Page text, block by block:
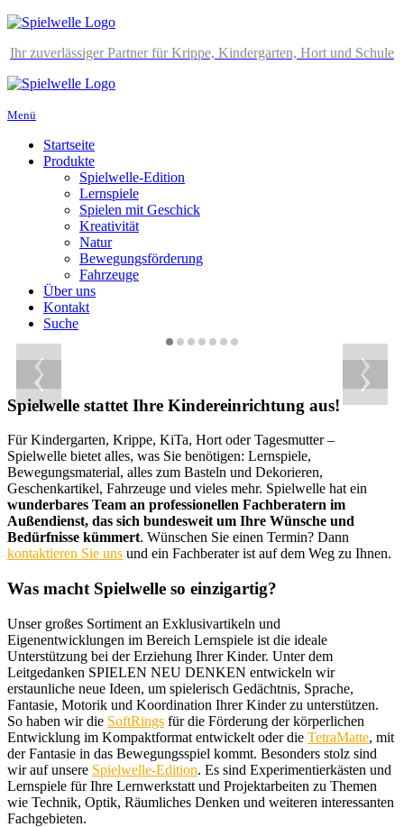
Ihr zuverlässiger Partner für Krippe, Kindergarten, Hort und Schule
Menü
Startseite
Produkte
Spielwelle-Edition
Lernspiele
Spielen mit Geschick
Kreativität
Natur
Bewegungsförderung
Fahrzeuge
Über uns
Kontakt
Suche
›
‹ ›
‹
Spielwelle stattet Ihre Kindereinrichtung aus!
Für Kindergarten, Krippe, KiTa, Hort oder Tagesmutter –
Spielwelle bietet alles, was Sie benötigen: Lernspiele,
Bewegungsmaterial, alles zum Basteln und Dekorieren,
Geschenkartikel, Fahrzeuge und vieles mehr. Spielwelle hat ein
wunderbares Team an professionellen Fachberatern im
Außendienst, das sich bundesweit um Ihre Wünsche und
Bedürfnisse kümmert. Wünschen Sie einen Termin? Dann
kontaktieren Sie uns und ein Fachberater ist auf dem Weg zu Ihnen.
Was macht Spielwelle so einzigartig?
Unser großes Sortiment an Exklusivartikeln und
Eigenentwicklungen im Bereich Lernspiele ist die ideale
Unterstützung bei der Erziehung Ihrer Kinder. Unter dem
Leitgedanken SPIELEN NEU DENKEN entwickeln wir
erstaunliche neue Ideen, um spielerisch Gedächtnis, Sprache,
Fantasie, Motorik und Koordination Ihrer Kinder zu unterstützen.
So haben wir die SoftRings für die Förderung der körperlichen
Entwicklung im Kompaktformat entwickelt oder die TetraMatte, mit
der Fantasie in das Bewegungsspiel kommt. Besonders stolz sind
wir auf unsere Spielwelle-Edition. Es sind Experimentierkästen und
Lernspiele für Ihre Lernwerkstatt und Projektarbeiten zu Themen
wie Technik, Optik, Räumliches Denken und weiteren interessanten
Fachgebieten.